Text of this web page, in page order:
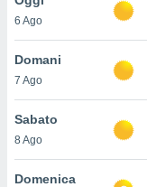
è
al sito
di
ci
di
il
6 Ago
Domani
7 Ago
Sabato
8 Ago
Domenica